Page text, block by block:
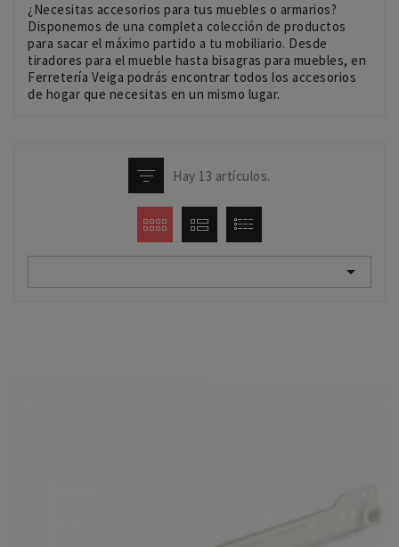
¿Necesitas accesorios para tus muebles o armarios?
Disponemos de una completa colección de productos
para sacar el máximo partido a tu mobiliario. Desde
tiradores para el mueble hasta bisagras para muebles, en
Ferretería Veiga podrás encontrar todos los accesorios
de hogar que necesitas en un mismo lugar.
Hay 13 artículos.
